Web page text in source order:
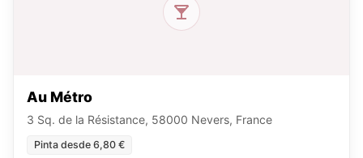
Au Métro
3 Sq. de la Résistance, 58000 Nevers, France
Pinta desde 6,80 €